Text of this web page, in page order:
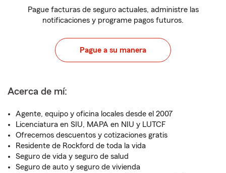
Pague facturas de seguro actuales, administre las
notificaciones y programe pagos futuros.
Pague a su manera
Acerca de mí:
Agente, equipo y oficina locales desde el 2007
Licenciatura en SIU, MAPA en NIU y LUTCF
Ofrecemos descuentos y cotizaciones gratis
Residente de Rockford de toda la vida
Seguro de vida y seguro de salud
Seguro de auto y seguro de vivienda